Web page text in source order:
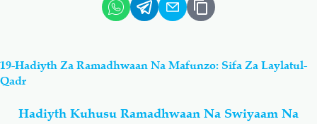
Aqiydah
Shirki & Kufru Bid-'ah (Uzushi)
19-Hadiyth Za Ramadhwaan Na Mafunzo: Sifa Za Laylatul-
Qadr
Hadiyth Kuhusu Ramadhwaan Na Swiyaam Na